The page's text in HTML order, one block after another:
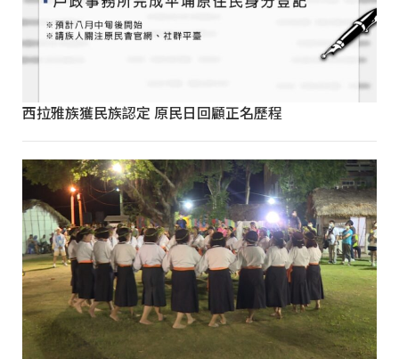
西拉雅族獲民族認定 原民日回顧正名歷程